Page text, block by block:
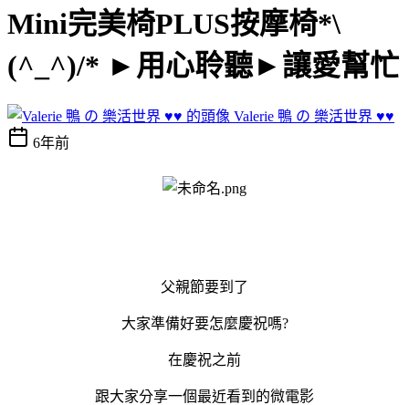
Mini完美椅PLUS按摩椅*\
(^_^)/* ►用心聆聽►讓愛幫忙
Valerie 鴨 の 樂活世界 ♥♥
6年前
父親節要到了
大家準備好要怎麼慶祝嗎?
在慶祝之前
跟大家分享一個最近看到的微電影